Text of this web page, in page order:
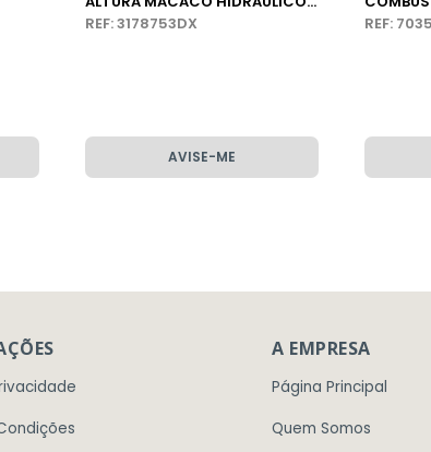
ÔNIBUS VOLVO
REF: 3178753DX
AVISE-ME
REF:
A EMPRESA
Página Principal
Quem Somos